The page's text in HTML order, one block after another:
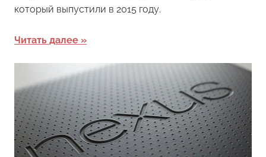
который выпустили в 2015 году.
Читать далее